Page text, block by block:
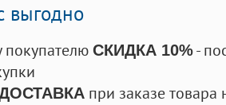
выгодно
СКИДКА 10%-
при заказе